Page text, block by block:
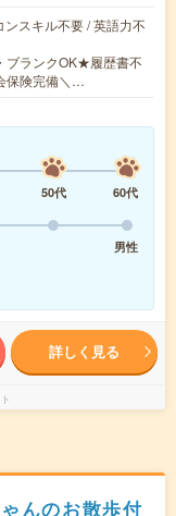
スキル不要 / 英語力不
ブランクOK★履歴書不
保険完備＼…
50代
60代
男性
詳しく見る
んのお散歩付